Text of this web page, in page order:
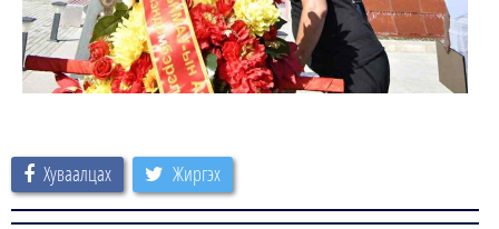
Хуваалцах Жиргэх